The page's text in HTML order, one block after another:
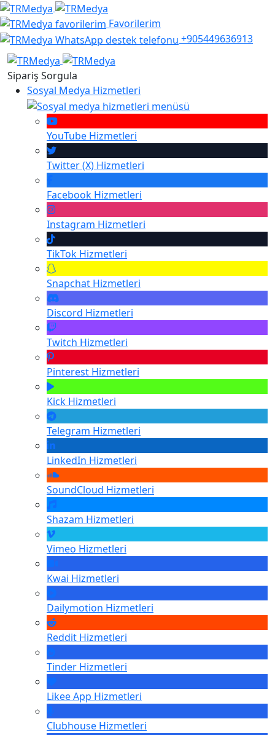
Favorilerim
+905449636913
Sipariş Sorgula
Sosyal Medya Hizmetleri
YouTube Hizmetleri
Twitter (X) Hizmetleri
Facebook Hizmetleri
Instagram Hizmetleri
TikTok Hizmetleri
Snapchat Hizmetleri
Discord Hizmetleri
Twitch Hizmetleri
Pinterest Hizmetleri
Kick Hizmetleri
Telegram Hizmetleri
LinkedIn Hizmetleri
SoundCloud Hizmetleri
Shazam Hizmetleri
Vimeo Hizmetleri
Kwai Hizmetleri
Dailymotion Hizmetleri
Reddit Hizmetleri
Tinder Hizmetleri
Likee App Hizmetleri
Clubhouse Hizmetleri